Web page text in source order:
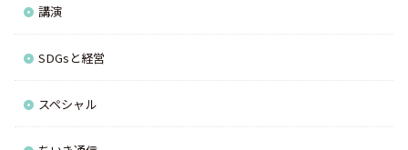
講演
SDGsと経営
スペシャル